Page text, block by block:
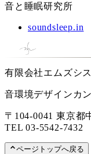
音と睡眠研究所
soundsleep.in
有限会社エムズシ
音環境デザインカ
〒104-0041 東京都
TEL03-5542-7432
ページトップへ戻る